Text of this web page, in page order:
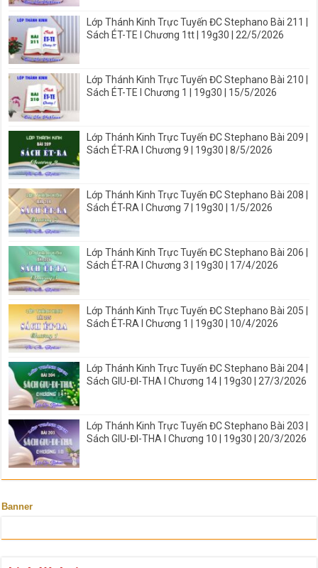
Lớp Thánh Kinh Trực Tuyến ĐC Stephano Bài 211 |
Sách ÉT-TE I Chương 1tt | 19g30 | 22/5/2026
Lớp Thánh Kinh Trực Tuyến ĐC Stephano Bài 210 |
Sách ÉT-TE I Chương 1 | 19g30 | 15/5/2026
Lớp Thánh Kinh Trực Tuyến ĐC Stephano Bài 209 |
Sách ÉT-RA I Chương 9 | 19g30 | 8/5/2026
Lớp Thánh Kinh Trực Tuyến ĐC Stephano Bài 208 |
Sách ÉT-RA I Chương 7 | 19g30 | 1/5/2026
Lớp Thánh Kinh Trực Tuyến ĐC Stephano Bài 206 |
Sách ÉT-RA I Chương 3 | 19g30 | 17/4/2026
Lớp Thánh Kinh Trực Tuyến ĐC Stephano Bài 205 |
Sách ÉT-RA I Chương 1 | 19g30 | 10/4/2026
Lớp Thánh Kinh Trực Tuyến ĐC Stephano Bài 204 |
Sách GIU-ĐI-THA I Chương 14 | 19g30 | 27/3/2026
Lớp Thánh Kinh Trực Tuyến ĐC Stephano Bài 203 |
Sách GIU-ĐI-THA I Chương 10 | 19g30 | 20/3/2026
Banner